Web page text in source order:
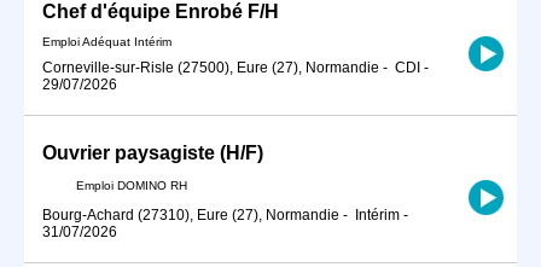
Chef d'équipe Enrobé F/H
Emploi Adéquat Intérim
Corneville-sur-Risle (27500), Eure (27), Normandie - CDI -
29/07/2026
Ouvrier paysagiste (H/F)
Emploi DOMINO RH
Bourg-Achard (27310), Eure (27), Normandie - Intérim -
31/07/2026